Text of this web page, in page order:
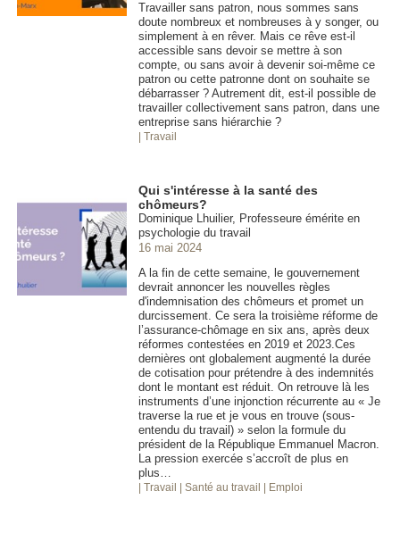
Travailler sans patron, nous sommes sans
doute nombreux et nombreuses à y songer, ou
simplement à en rêver. Mais ce rêve est-il
accessible sans devoir se mettre à son
compte, ou sans avoir à devenir soi-même ce
patron ou cette patronne dont on souhaite se
débarrasser ? Autrement dit, est-il possible de
travailler collectivement sans patron, dans une
entreprise sans hiérarchie ?
| Travail
Qui s'intéresse à la santé des
chômeurs?
Dominique Lhuilier, Professeure émérite en
psychologie du travail
16 mai 2024
A la fin de cette semaine, le gouvernement
devrait annoncer les nouvelles règles
d'indemnisation des chômeurs et promet un
durcissement. Ce sera la troisième réforme de
l’assurance-chômage en six ans, après deux
réformes contestées en 2019 et 2023.Ces
dernières ont globalement augmenté la durée
de cotisation pour prétendre à des indemnités
dont le montant est réduit. On retrouve là les
instruments d’une injonction récurrente au « Je
traverse la rue et je vous en trouve (sous-
entendu du travail) » selon la formule du
président de la République Emmanuel Macron.
La pression exercée s’accroît de plus en
plus…
| Travail | Santé au travail | Emploi